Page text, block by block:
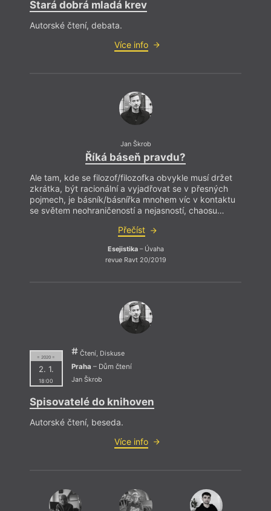
Stará dobrá mladá krev
Autorské čtení, debata.
Více info
Jan Škrob
Říká báseň pravdu?
Ale tam, kde se filozof/filozofka obvykle musí držet
zkrátka, být racionální a vyjadřovat se v přesných
pojmech, je básník/básnířka mnohem víc v kontaktu
se světem neohraničeností a nejasností, chaosu…
Přečíst
Esejistika– Úvaha
revue Ravt 20/2019
= 2020 =
2. 1.
18:00
Čtení, Diskuse
Praha – Dům čtení
Jan Škrob
Spisovatelé do knihoven
Autorské čtení, beseda.
Více info